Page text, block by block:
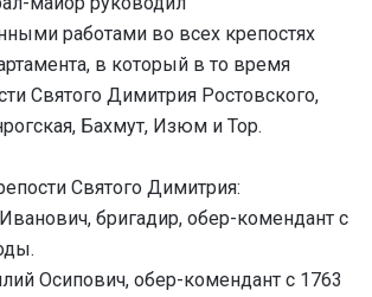
работами во всех крепостях
в который в то время
Святого Димитрия Ростовского,
Бахмут, Изюм и Тор.
Святого Димитрия:
бригадир, обер-комендант с
Осипович, обер-комендант с 1763